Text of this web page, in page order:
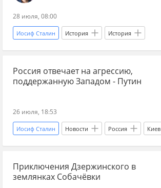
28 июля, 08:00
Иосиф Сталин История История
история СССР история Новороссии
Новороссийск СССР Николаев
Севастополь Черное море
ЮНЕСКО музей корабль крейсер
Россия отвечает на агрессию,
поддержанную Западом - Путин
26 июля, 18:53
Иосиф Сталин Новости Россия Киев
Украина Владимир Путин Украина.ру
Западная Украина прогнозы СВО
Приключения Дзержинского в
землянках Собачёвки